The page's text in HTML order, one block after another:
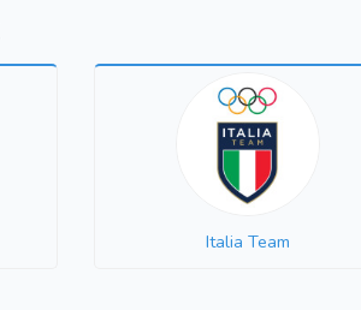
Italia Team